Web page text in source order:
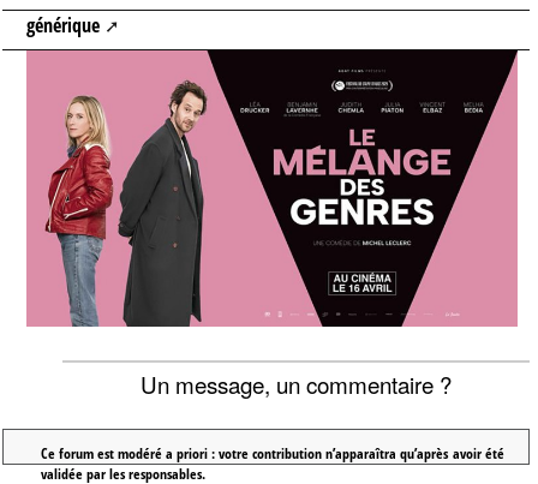
générique
Un message, un commentaire ?
Ce forum est modéré a priori : votre contribution n’apparaîtra qu’après avoir été
validée par les responsables.